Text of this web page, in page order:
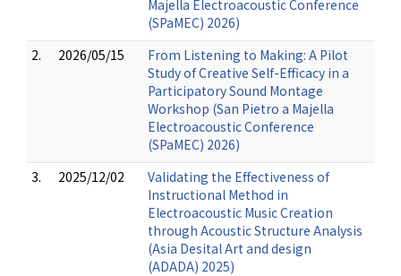
Majella Electroacoustic Conference
(SPaMEC) 2026)
2.
2026/05/15
From Listening to Making: A Pilot
Study of Creative Self-Efficacy in a
Participatory Sound Montage
Workshop (San Pietro a Majella
Electroacoustic Conference
(SPaMEC) 2026)
3.
2025/12/02
Validating the Effectiveness of
Instructional Method in
Electroacoustic Music Creation
through Acoustic Structure Analysis
(Asia Desital Art and design
(ADADA) 2025)